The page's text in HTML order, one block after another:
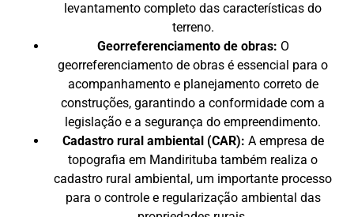
levantamento completo das características do
terreno.
Georreferenciamento de obras: O
georreferenciamento de obras é essencial para o
acompanhamento e planejamento correto de
construções, garantindo a conformidade com a
legislação e a segurança do empreendimento.
Cadastro rural ambiental (CAR): A empresa de
topografia em Mandirituba também realiza o
cadastro rural ambiental, um importante processo
para o controle e regularização ambiental das